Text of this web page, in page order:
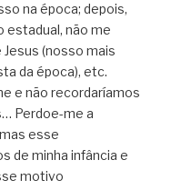
na época; depois,
estadual, não me
(nosso mais
da época), etc.
e não recordaríamos
Perdoe-me a
esse
de minha infância e
motivo